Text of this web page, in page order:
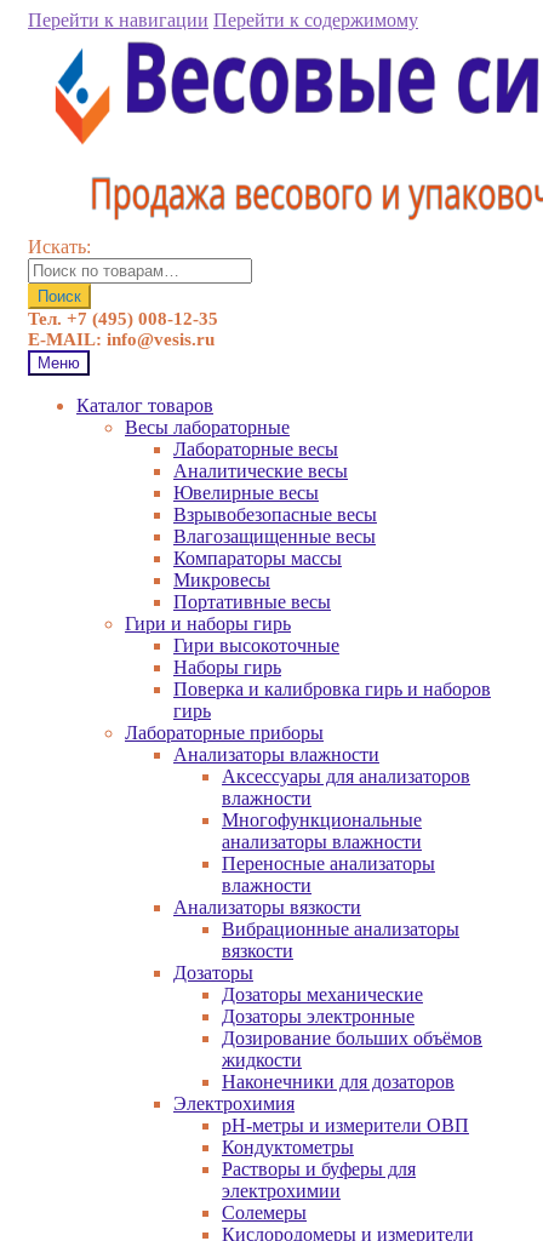
Перейти к навигации Перейти к содержимому
Искать:
Поиск
Тел. +7 (495) 008-12-35
E-MAIL: info@vesis.ru
Меню
Каталог товаров
Весы лабораторные
Лабораторные весы
Аналитические весы
Ювелирные весы
Взрывобезопасные весы
Влагозащищенные весы
Компараторы массы
Микровесы
Портативные весы
Гири и наборы гирь
Гири высокоточные
Наборы гирь
Поверка и калибровка гирь и наборов
гирь
Лабораторные приборы
Анализаторы влажности
Аксессуары для анализаторов
влажности
Многофункциональные
анализаторы влажности
Переносные анализаторы
влажности
Анализаторы вязкости
Вибрационные анализаторы
вязкости
Дозаторы
Дозаторы механические
Дозаторы электронные
Дозирование больших объёмов
жидкости
Наконечники для дозаторов
Электрохимия
pH-метры и измерители ОВП
Кондуктометры
Растворы и буферы для
электрохимии
Солемеры
Кислородомеры и измерители